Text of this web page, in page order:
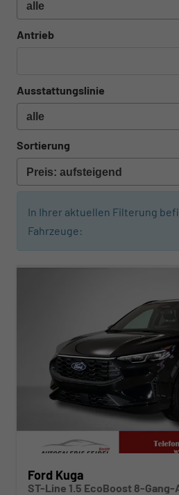
Antrieb
Ausstattungslinie
Sortierung
In Ihrer aktuellen Filterung
Fahrzeuge:
ab 271,– € mtl.
Ford Kuga
ST-Line 1.5 EcoBoost 8-